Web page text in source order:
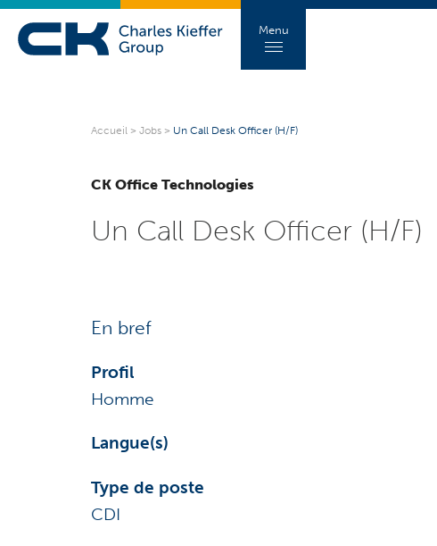
Menu
Accueil >Jobs > Un Call Desk Officer (H/F)
CK Office Technologies
Un Call Desk Officer (H/F)
En bref
Profil
Homme
Langue(s)
Type de poste
CDI